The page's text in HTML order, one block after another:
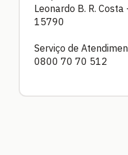
Leonardo B. R. Costa
15790
Serviço de
0800 70 70 512